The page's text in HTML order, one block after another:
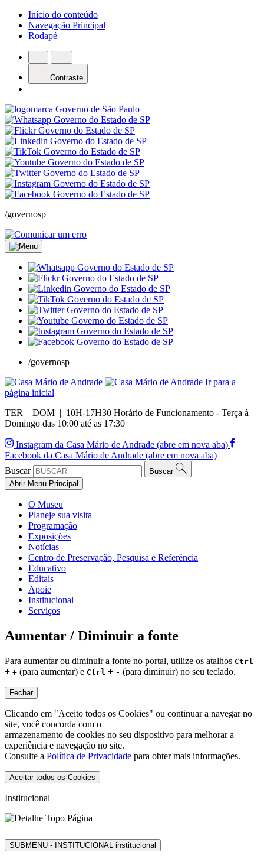
Início do conteúdo
Navegação Principal
Rodapé
Contraste
/governosp
/governosp
Ir para a
página inicial
TER – DOM | 10H-17H30 Horário de Funcionamento - Terça à
Domingo das 10:00 até as 17:30
Instagram da Casa Mário de Andrade (abre em nova aba)
Facebook da Casa Mário de Andrade (abre em nova aba)
Buscar
Buscar
Abrir Menu Principal
O Museu
Planeje sua visita
Programação
Exposições
Notícias
Centro de Preservação, Pesquisa e Referência
Educativo
Editais
Apoie
Institucional
Serviços
Aumentar / Diminuir a fonte
Para aumentar ou diminuir a fonte no portal, utilize os atalhos Ctrl
+ + (para aumentar) e Ctrl + - (para diminuir) no seu teclado.
Fechar
Clicando em "Aceito todos os Cookies" ou continuar a navegar no
site, você concorda com o
armazenamento de cookies no seu dispositivo para melhorar a
experiência e navegação no site.
Consulte a Política de Privacidade para obter mais informações.
Aceitar todos os Cookies
Institucional
SUBMENU - INSTITUCIONAL institucional